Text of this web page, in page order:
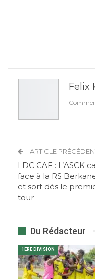
Felix
ARTICLE
LDC CAF : L’ASCK
face à la RS
et sort dès le
tour
Du Rédacteur
1ÈRE DIVISION